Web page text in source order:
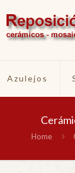
Azulejos
Home